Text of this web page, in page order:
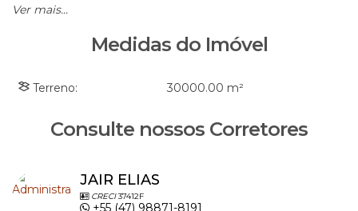
Venha escolher o seu e aproveite esta oportunidade.
Gostou? Agende uma visita agora mesmo.
Ver mais...
Medidas do Imóvel
Terreno: 30000.00 m²
Consulte nossos Corretores
JAIR ELIAS
CRECI37412F
+55 (47) 98871-8191